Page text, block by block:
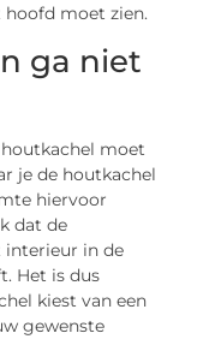
moet zien.
ga niet
moet
je de houtkachel
hiervoor
dat de
interieur in de
Het is dus
kiest van een
gewenste